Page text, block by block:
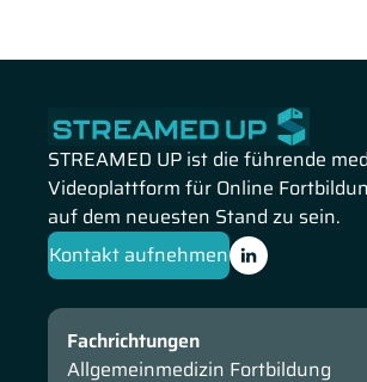
STREAMED UP ist die führende
Videoplattform für Online
auf dem neuesten Stand zu sein.
Kontakt aufnehmen
Fachrichtungen
Allgemeinmedizin Fortbildung